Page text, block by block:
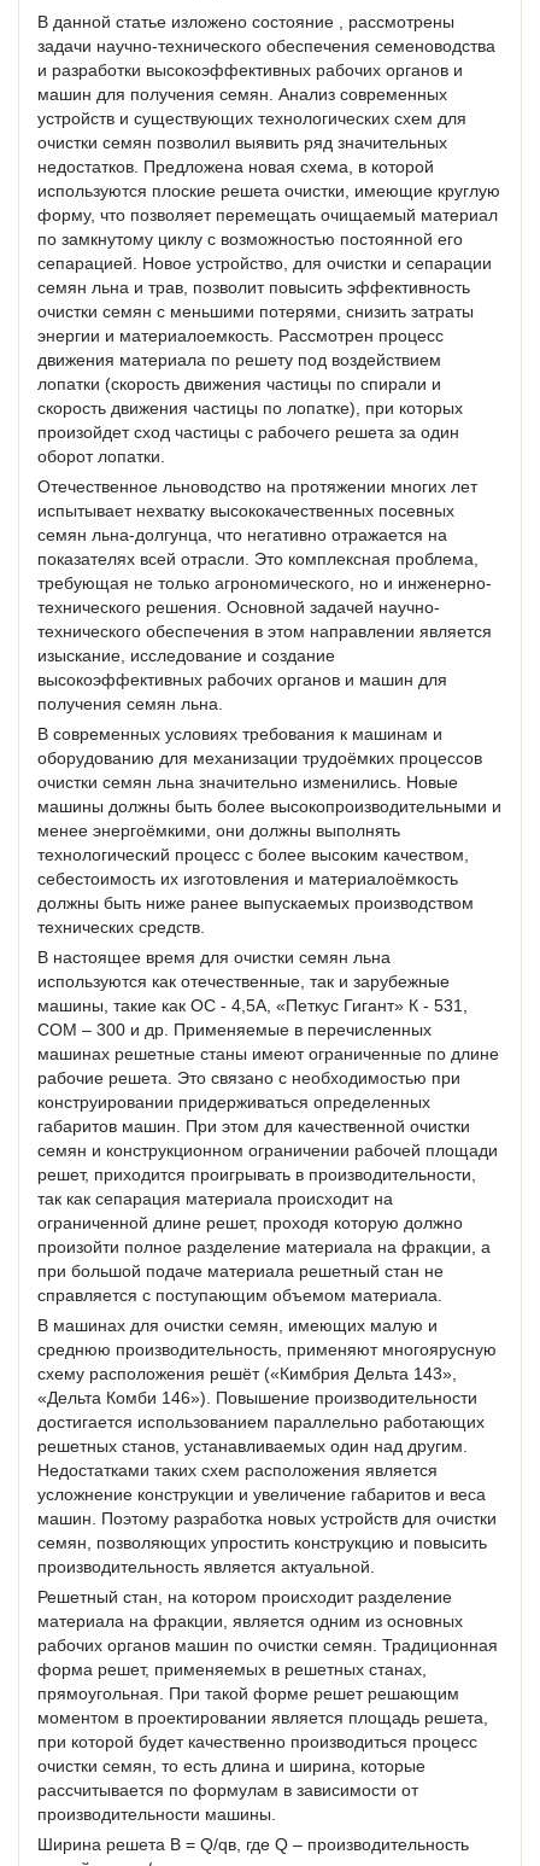
В данной статье изложено состояние , рассмотрены
задачи научно-технического обеспечения семеноводства
и разработки высокоэффективных рабочих органов и
машин для получения семян. Анализ современных
устройств и существующих технологических схем для
очистки семян позволил выявить ряд значительных
недостатков. Предложена новая схема, в которой
используются плоские решета очистки, имеющие круглую
форму, что позволяет перемещать очищаемый материал
по замкнутому циклу с возможностью постоянной его
сепарацией. Новое устройство, для очистки и сепарации
семян льна и трав, позволит повысить эффективность
очистки семян с меньшими потерями, снизить затраты
энергии и материалоемкость. Рассмотрен процесс
движения материала по решету под воздействием
лопатки (скорость движения частицы по спирали и
скорость движения частицы по лопатке), при которых
произойдет сход частицы с рабочего решета за один
оборот лопатки.
Отечественное льноводство на протяжении многих лет
испытывает нехватку высококачественных посевных
семян льна-долгунца, что негативно отражается на
показателях всей отрасли. Это комплексная проблема,
требующая не только агрономического, но и инженерно-
технического решения. Основной задачей научно-
технического обеспечения в этом направлении является
изыскание, исследование и создание
высокоэффективных рабочих органов и машин для
получения семян льна.
В современных условиях требования к машинам и
оборудованию для механизации трудоёмких процессов
очистки семян льна значительно изменились. Новые
машины должны быть более высокопроизводительными и
менее энергоёмкими, они должны выполнять
технологический процесс с более высоким качеством,
себестоимость их изготовления и материалоёмкость
должны быть ниже ранее выпускаемых производством
технических средств.
В настоящее время для очистки семян льна
используются как отечественные, так и зарубежные
машины, такие как ОС - 4,5А, «Петкус Гигант» К - 531,
СОМ – 300 и др. Применяемые в перечисленных
машинах решетные станы имеют ограниченные по длине
рабочие решета. Это связано с необходимостью при
конструировании придерживаться определенных
габаритов машин. При этом для качественной очистки
семян и конструкционном ограничении рабочей площади
решет, приходится проигрывать в производительности,
так как сепарация материала происходит на
ограниченной длине решет, проходя которую должно
произойти полное разделение материала на фракции, а
при большой подаче материала решетный стан не
справляется с поступающим объемом материала.
В машинах для очистки семян, имеющих малую и
среднюю производительность, применяют многоярусную
схему расположения решёт («Кимбрия Дельта 143»,
«Дельта Комби 146»). Повышение производительности
достигается использованием параллельно работающих
решетных станов, устанавливаемых один над другим.
Недостатками таких схем расположения является
усложнение конструкции и увеличение габаритов и веса
машин. Поэтому разработка новых устройств для очистки
семян, позволяющих упростить конструкцию и повысить
производительность является актуальной.
Решетный стан, на котором происходит разделение
материала на фракции, является одним из основных
рабочих органов машин по очистки семян. Традиционная
форма решет, применяемых в решетных станах,
прямоугольная. При такой форме решет решающим
моментом в проектировании является площадь решета,
при которой будет качественно производиться процесс
очистки семян, то есть длина и ширина, которые
рассчитывается по формулам в зависимости от
производительности машины.
Ширина решета В = Q/qв, где Q – производительность